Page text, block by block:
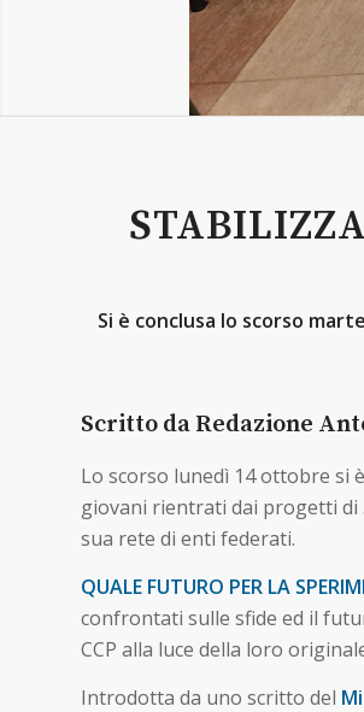
Si è conclusa lo scorso
Scritto da Redazione
Lo scorso lunedì 14 ottobre si
giovani rientrati dai progetti di
sua rete di enti federati.
QUALE FUTURO PER LA
confrontati sulle sfide ed il
CCP alla luce della loro
Introdotta da uno scritto del